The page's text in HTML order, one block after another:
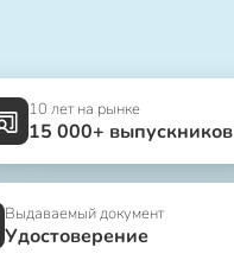
10 лет на рынке
15 000+ выпускников
Выдаваемый документ
Удостоверение